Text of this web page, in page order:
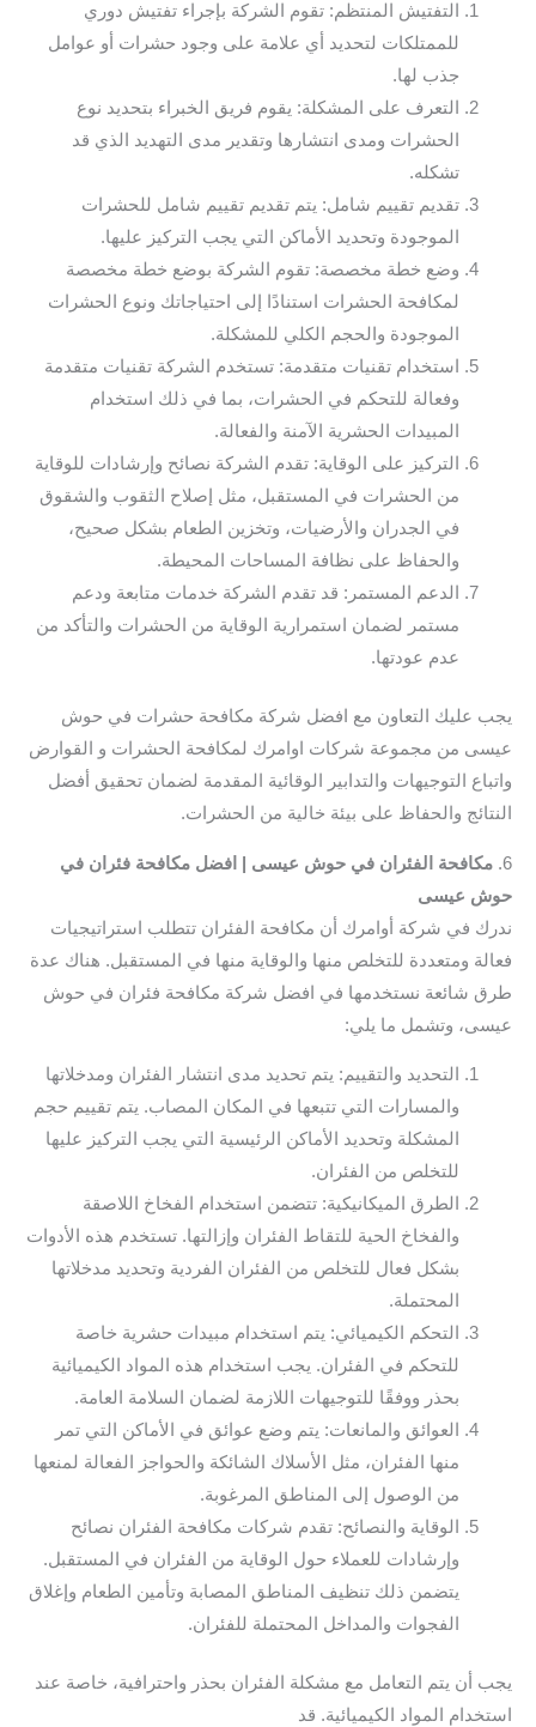
التفتيش المنتظم: تقوم الشركة بإجراء تفتيش دوري
للممتلكات لتحديد أي علامة على وجود حشرات أو عوامل
جذب لها.
التعرف على المشكلة: يقوم فريق الخبراء بتحديد نوع
الحشرات ومدى انتشارها وتقدير مدى التهديد الذي قد
تشكله.
تقديم تقييم شامل: يتم تقديم تقييم شامل للحشرات
الموجودة وتحديد الأماكن التي يجب التركيز عليها.
وضع خطة مخصصة: تقوم الشركة بوضع خطة مخصصة
لمكافحة الحشرات استنادًا إلى احتياجاتك ونوع الحشرات
الموجودة والحجم الكلي للمشكلة.
استخدام تقنيات متقدمة: تستخدم الشركة تقنيات متقدمة
وفعالة للتحكم في الحشرات، بما في ذلك استخدام
المبيدات الحشرية الآمنة والفعالة.
التركيز على الوقاية: تقدم الشركة نصائح وإرشادات للوقاية
من الحشرات في المستقبل، مثل إصلاح الثقوب والشقوق
في الجدران والأرضيات، وتخزين الطعام بشكل صحيح،
والحفاظ على نظافة المساحات المحيطة.
الدعم المستمر: قد تقدم الشركة خدمات متابعة ودعم
مستمر لضمان استمرارية الوقاية من الحشرات والتأكد من
عدم عودتها.
يجب عليك التعاون مع افضل شركة مكافحة حشرات في حوش
عيسى من مجموعة شركات اوامرك لمكافحة الحشرات و القوارض
واتباع التوجيهات والتدابير الوقائية المقدمة لضمان تحقيق أفضل
النتائج والحفاظ على بيئة خالية من الحشرات.
6. مكافحة الفئران في حوش عيسى | افضل مكافحة فئران في
حوش عيسى
ندرك في شركة أوامرك أن مكافحة الفئران تتطلب استراتيجيات
فعالة ومتعددة للتخلص منها والوقاية منها في المستقبل. هناك عدة
طرق شائعة نستخدمها في افضل شركة مكافحة فئران في حوش
عيسى، وتشمل ما يلي:
التحديد والتقييم: يتم تحديد مدى انتشار الفئران ومدخلاتها
والمسارات التي تتبعها في المكان المصاب. يتم تقييم حجم
المشكلة وتحديد الأماكن الرئيسية التي يجب التركيز عليها
للتخلص من الفئران.
الطرق الميكانيكية: تتضمن استخدام الفخاخ اللاصقة
والفخاخ الحية للتقاط الفئران وإزالتها. تستخدم هذه الأدوات
بشكل فعال للتخلص من الفئران الفردية وتحديد مدخلاتها
المحتملة.
التحكم الكيميائي: يتم استخدام مبيدات حشرية خاصة
للتحكم في الفئران. يجب استخدام هذه المواد الكيميائية
بحذر ووفقًا للتوجيهات اللازمة لضمان السلامة العامة.
العوائق والمانعات: يتم وضع عوائق في الأماكن التي تمر
منها الفئران، مثل الأسلاك الشائكة والحواجز الفعالة لمنعها
من الوصول إلى المناطق المرغوبة.
الوقاية والنصائح: تقدم شركات مكافحة الفئران نصائح
وإرشادات للعملاء حول الوقاية من الفئران في المستقبل.
يتضمن ذلك تنظيف المناطق المصابة وتأمين الطعام وإغلاق
الفجوات والمداخل المحتملة للفئران.
يجب أن يتم التعامل مع مشكلة الفئران بحذر واحترافية، خاصة عند
استخدام المواد الكيميائية. قد